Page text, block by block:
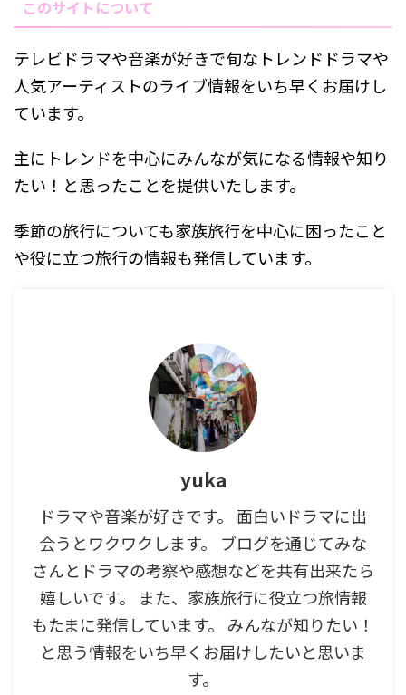
このサイトについて
テレビドラマや音楽が好きで旬なトレンドドラマや
人気アーティストのライブ情報をいち早くお届けし
ています。
主にトレンドを中心にみんなが気になる情報や知り
たい！と思ったことを提供いたします。
季節の旅行についても家族旅行を中心に困ったこと
や役に立つ旅行の情報も発信しています。
yuka
ドラマや音楽が好きです。 面白いドラマに出
会うとワクワクします。 ブログを通じてみな
さんとドラマの考察や感想などを共有出来たら
嬉しいです。 また、家族旅行に役立つ旅情報
もたまに発信しています。 みんなが知りたい！
と思う情報をいち早くお届けしたいと思いま
す。